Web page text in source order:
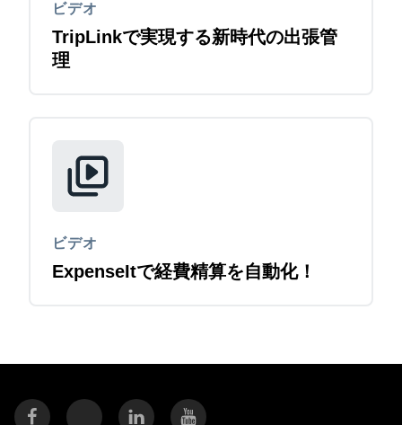
ビデオ
TripLinkで実現する新時代の出張管
理
ビデオ
ExpenseItで経費精算を自動化！